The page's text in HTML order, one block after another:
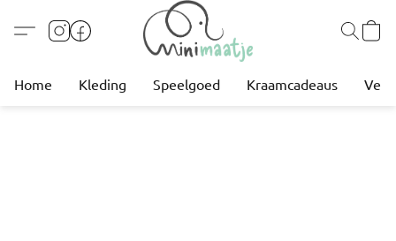
Home Kleding Speelgoed Kraamcadeaus